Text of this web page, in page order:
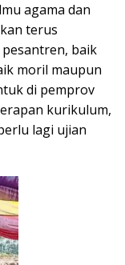
agama dan
terus
baik
moril maupun
di pemprov
kurikulum,
lagi ujian